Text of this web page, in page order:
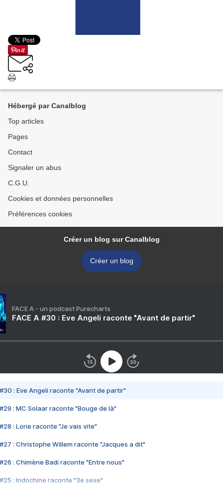
Hébergé par Canalblog
Top articles
Pages
Contact
Signaler un abus
C.G.U.
Cookies et données personnelles
Préférences cookies
Créer un blog sur Canalblog
Créer un blog
FACE A - un podcast Purecharts
FACE A #30 : Eve Angeli raconte "Avant de partir"
#30 : Eve Angeli raconte "Avant de partir"
#29 : MC Solaar raconte "Bouge de là"
#28 : Lorie raconte "Je vais vite"
#27 : Christophe Willem raconte "Jacques a dit"
#26 : Chimène Badi raconte "Entre nous"
#25 : Indochine raconte "3e sexe"